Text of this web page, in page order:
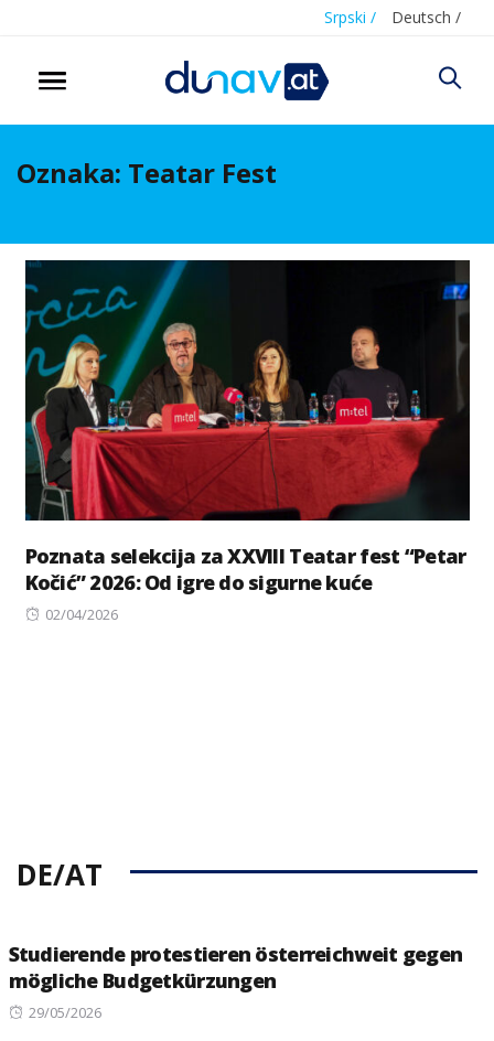
Srpski / Deutsch /
Oznaka: Teatar Fest
Poznata selekcija za XXVIII Teatar fest “Petar
Kočić” 2026: Od igre do sigurne kuće
Posted
02/04/2026
DE/AT
Studierende protestieren österreichweit gegen
mögliche Budgetkürzungen
Posted
29/05/2026